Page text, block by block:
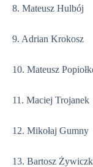
8. Mateusz Hulbój
9. Adrian Krokosz
10. Mateusz
11. Maciej Trojanek
12. Mikołaj Gumny
13. Bartosz